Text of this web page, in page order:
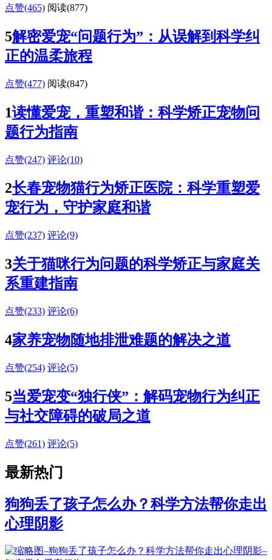
点赞(465) 阅读(877)
5解密爱宠“问题行为”：从误解到科学纠
正的温柔旅程
点赞(477) 阅读(847)
1读懂爱宠，重塑和谐：科学矫正宠物问
题行为指南
点赞(247) 评论(10)
2长春宠物猫行为矫正医院：科学重塑爱
宠行为，守护家庭和谐
点赞(237) 评论(9)
3关于猫咪行为问题的科学矫正与家庭关
系重建指南
点赞(233) 评论(6)
4家养宠物随地排泄难题的解决之道
点赞(254) 评论(5)
5当爱宠变“独行侠”：解码宠物行为纠正
与社交障碍的破局之道
点赞(261) 评论(5)
最新热门
狗狗丢了孩子怎么办？科学方法帮你走出
心理阴影